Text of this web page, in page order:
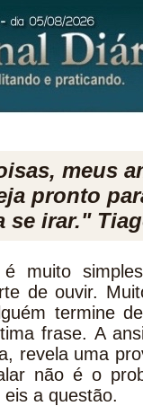
meus
pronto
se irar."
é muito
de ouvir.
termine
frase. A
revela uma
não é o
a questão.